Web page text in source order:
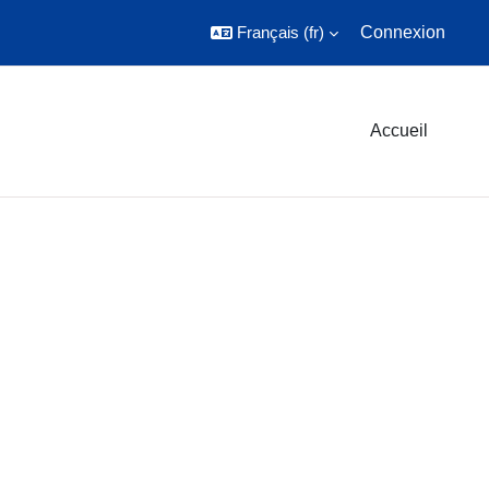
Français ‎(fr)‎ Connexion
Accueil